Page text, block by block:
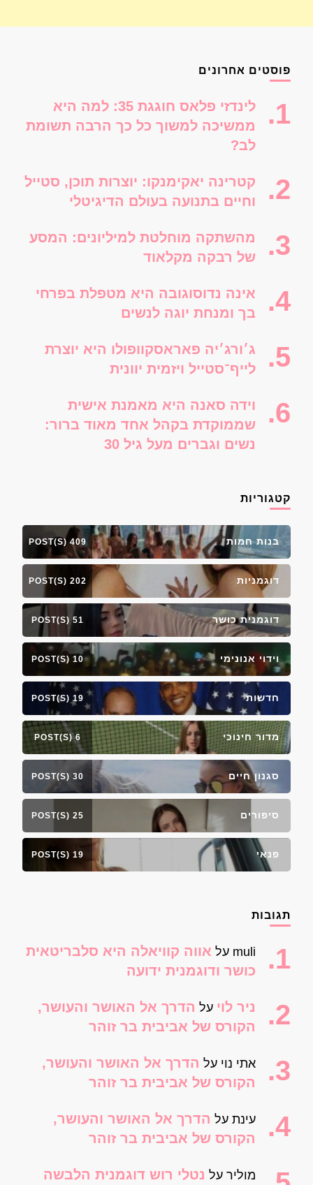
פוסטים אחרונים
לינדזי פלאס חוגגת 35: למה היא
ממשיכה למשוך כל כך הרבה תשומת
לב?
קטרינה יאקימנקו: יוצרות תוכן, סטייל
וחיים בתנועה בעולם הדיגיטלי
מהשתקה מוחלטת למיליונים: המסע
של רבקה מקלאוד
אינה נדוסוגובה היא מטפלת בפרחי
בך ומנחת יוגה לנשים
ג׳ורג׳יה פאראסקוופולו היא יוצרת
לייף־סטייל ויזמית יוונית
וידה סאנה היא מאמנת אישית
שממוקדת בקהל אחד מאוד ברור:
נשים וגברים מעל גיל 30
קטגוריות
בנות חמות 409 POST(S)
דוגמניות 202 POST(S)
דוגמנית כושר 51 POST(S)
וידוי אנונימי 10 POST(S)
חדשות 19 POST(S)
מדור חינוכי 6 POST(S)
סגנון חיים 30 POST(S)
סיפורים 25 POST(S)
פנאי 19 POST(S)
תגובות
muli על אווה קוויאלה היא סלבריטאית
כושר ודוגמנית ידועה
ניר לוי על הדרך אל האושר והעושר,
הקורס של אביבית בר זוהר
אתי נוי על הדרך אל האושר והעושר,
הקורס של אביבית בר זוהר
עינת על הדרך אל האושר והעושר,
הקורס של אביבית בר זוהר
מוליר על נטלי רוש דוגמנית הלבשה